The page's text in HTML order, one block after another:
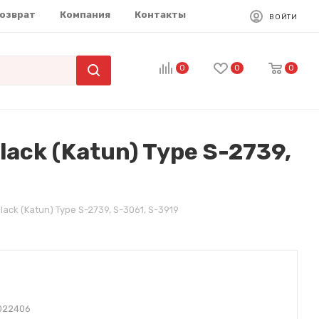
Компания Контакты ВОЙТИ
0 0 0
(Katun) Type S-2739,
(Katun) Type S-2739, S-3061, S-3919